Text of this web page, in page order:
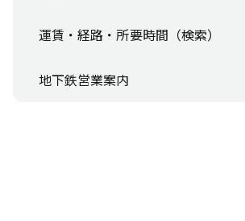
運賃・経路・所要時間（検索）
地下鉄営業案内